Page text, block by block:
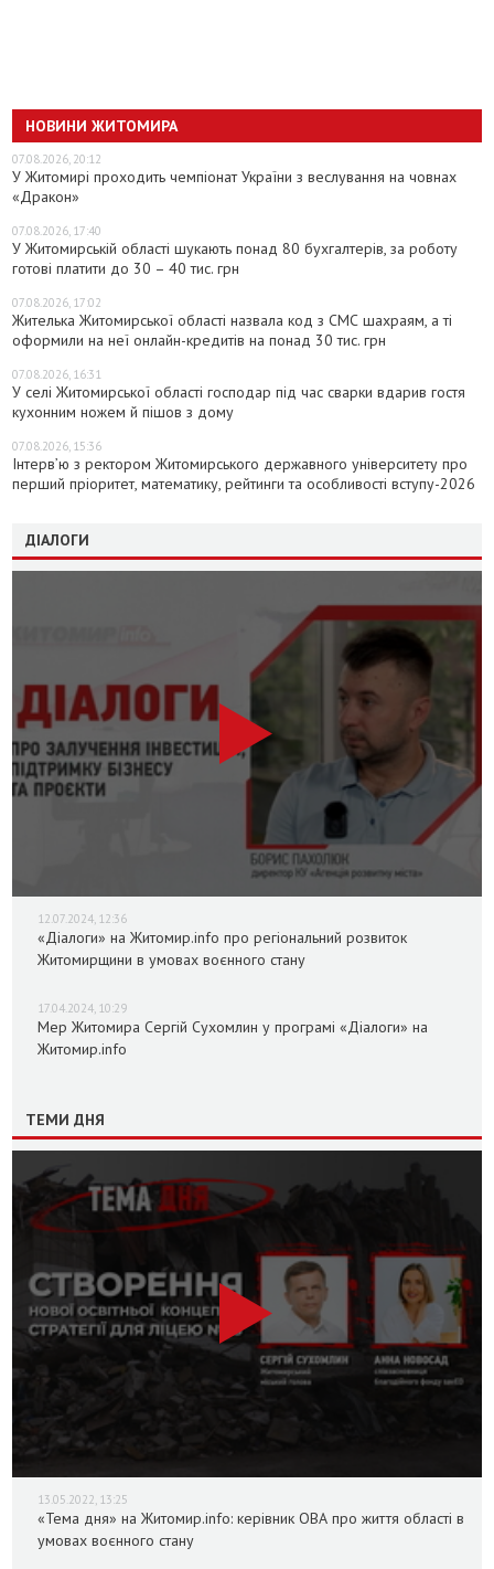
НОВИНИ ЖИТОМИРА
07.08.2026, 20:12
У Житомирі проходить чемпіонат України з веслування на човнах
«Дракон»
07.08.2026, 17:40
У Житомирській області шукають понад 80 бухгалтерів, за роботу
готові платити до 30 – 40 тис. грн
07.08.2026, 17:02
Жителька Житомирської області назвала код з СМС шахраям, а ті
оформили на неї онлайн-кредитів на понад 30 тис. грн
07.08.2026, 16:31
У селі Житомирської області господар під час сварки вдарив гостя
кухонним ножем й пішов з дому
07.08.2026, 15:36
Інтерв’ю з ректором Житомирського державного університету про
перший пріоритет, математику, рейтинги та особливості вступу-2026
ДІАЛОГИ
12.07.2024, 12:36
«Діалоги» на Житомир.info про регіональний розвиток
Житомирщини в умовах воєнного стану
17.04.2024, 10:29
Мер Житомира Сергій Сухомлин у програмі «Діалоги» на
Житомир.info
ТЕМИ ДНЯ
13.05.2022, 13:25
«Тема дня» на Житомир.info: керівник ОВА про життя області в
умовах воєнного стану